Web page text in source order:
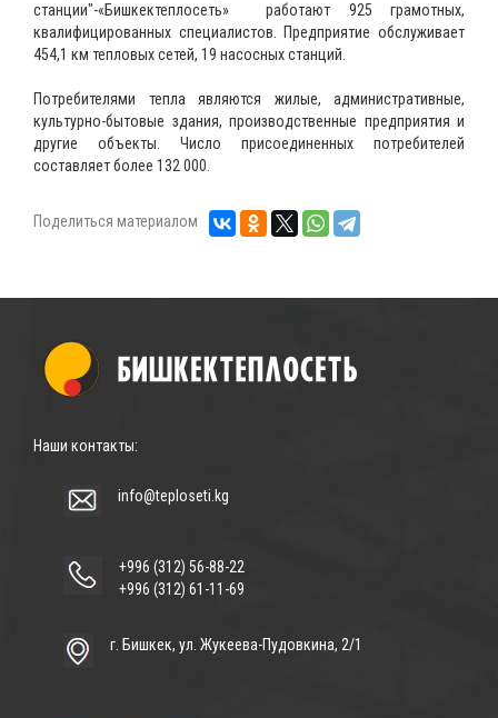
станции"-«Бишкектеплосеть» работают 925 грамотных,
квалифицированных специалистов. Предприятие обслуживает
454,1 км тепловых сетей, 19 насосных станций.
Потребителями тепла являются жилые, административные,
культурно-бытовые здания, производственные предприятия и
другие объекты. Число присоединенных потребителей
составляет более 132 000.
Поделиться материалом
Наши контакты:
info@teploseti.kg
+996 (312) 56-88-22
+996 (312) 61-11-69
г. Бишкек, ул. Жукеева-Пудовкина, 2/1